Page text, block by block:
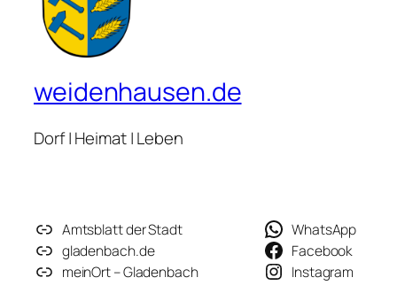
weidenhausen.de
Dorf | Heimat | Leben
Amtsblatt der Stadt
gladenbach.de
meinOrt – Gladenbach
WhatsApp
Facebook
Instagram